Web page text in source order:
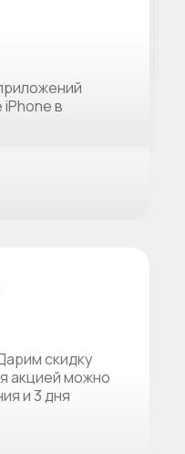
iPhone в
скидку
акцией можно
и 3 дня